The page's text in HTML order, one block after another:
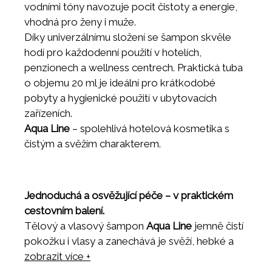
vodními tóny navozuje pocit čistoty a energie,
vhodná pro ženy i muže.
Díky univerzálnímu složení se šampon skvěle
hodí pro každodenní použití v hotelích,
penzionech a wellness centrech. Praktická tuba
o objemu 20 ml je ideální pro krátkodobé
pobyty a hygienické použití v ubytovacích
zařízeních.
Aqua Line – spolehlivá hotelová kosmetika s
čistým a svěžím charakterem.
Jednoduchá a osvěžující péče – v praktickém
cestovním balení.
Tělový a vlasový šampon Aqua Line jemně čistí
pokožku i vlasy a zanechává je svěží, hebké a
příjemně provoněné. Svěží vůně s jemnými
zobrazit více +